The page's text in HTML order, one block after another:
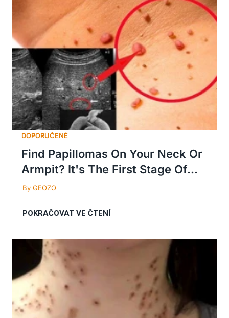
Find Papillomas On Your Neck Or
Armpit? It's The First Stage Of...